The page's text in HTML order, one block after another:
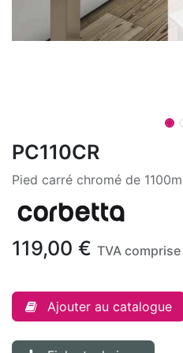
PC110CR
Pied carré chromé de
119,00 € TVA comprise
Ajouter au catalogue